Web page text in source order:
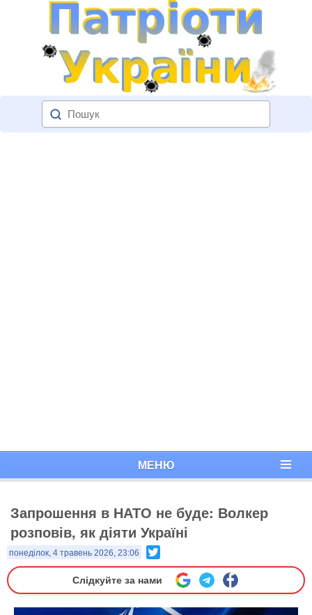
МЕНЮ
Запрошення в НАТО не буде: Волкер
розповів, як діяти Україні
понеділок, 4 травень 2026, 23:06
Слідкуйте за нами